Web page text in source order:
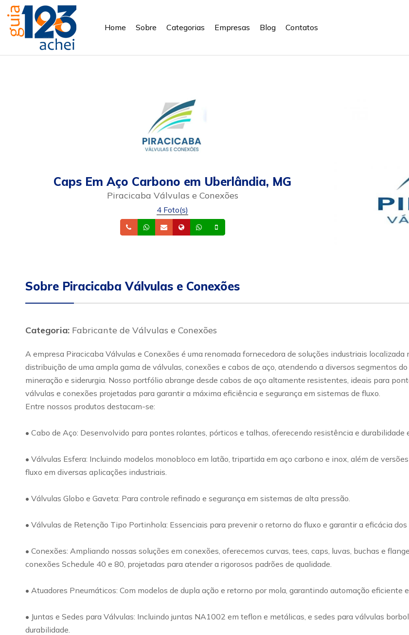
Home Sobre Categorias Empresas Blog Contatos
Caps Em Aço Carbono em Uberlândia, MG
Piracicaba Válvulas e Conexões
4 Foto(s)
TelefoneWhatsapp
Email Site Whatsapp
Sobre Piracicaba Válvulas e Conexões
Categoria: Fabricante de Válvulas e Conexões
A empresa Piracicaba Válvulas e Conexões é uma renomada fornecedora de soluções industriais
distribuição de uma ampla gama de válvulas, conexões e cabos de aço, atendendo a diversos segmentos
mineração e siderurgia. Nosso portfólio abrange desde cabos de aço altamente resistentes, ideais para
válvulas e conexões projetadas para garantir a máxima eficiência e segurança em sistemas de fluxo.
Entre nossos produtos destacam-se:
• Cabo de Aço: Desenvolvido para pontes rolantes, pórticos e talhas, oferecendo resistência e
• Válvulas Esfera: Incluindo modelos monobloco em latão, tripartida em aço carbono e inox, além de
fluxo em diversas aplicações industriais.
• Válvulas Globo e Gaveta: Para controle refinado e segurança em sistemas de alta pressão.
• Válvulas de Retenção Tipo Portinhola: Essenciais para prevenir o retorno do fluxo e garantir a eficácia
• Conexões: Ampliando nossas soluções em conexões, oferecemos curvas, tees, caps, luvas, buchas e
conexões Schedule 40 e 80, projetadas para atender a rigorosos padrões de qualidade.
• Atuadores Pneumáticos: Com modelos de dupla ação e retorno por mola, garantindo automação eficiente
• Juntas e Sedes para Válvulas: Incluindo juntas NA1002 em teflon e metálicas, e sedes para válvulas
durabilidade.